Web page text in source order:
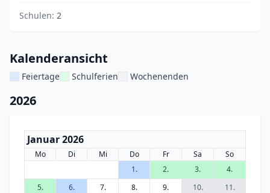
Schulen: 2
Kalenderansicht
Feiertage Schulferien Wochenenden
2026
Januar 2026
Mo Di Mi Do Fr Sa
So
1.
2. 3.
4.
5.
6. 7. 8. 9. 10.
11.